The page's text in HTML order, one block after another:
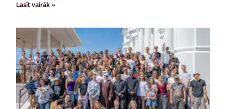
Lasīt vairāk »